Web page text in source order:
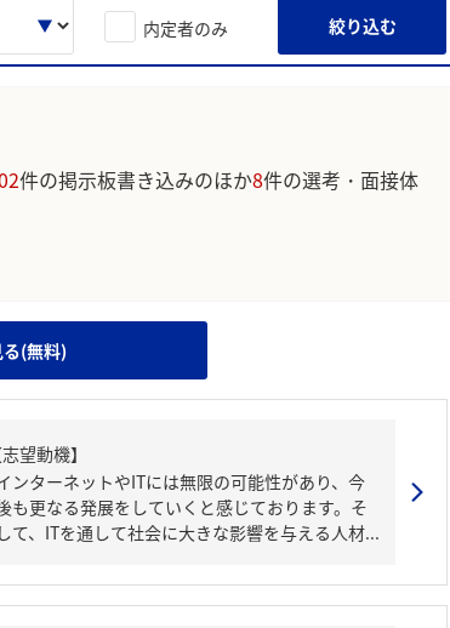
内定者のみ 絞り込む
件の掲示板書き込みのほか8件の選考・面接体
(無料)
志望動機】
ンターネットやITには無限の可能性があり、今
も更なる発展をしていくと感じております。そ
して、ITを通して社会に大きな影響を与える人材...